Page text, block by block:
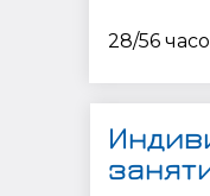
28/56